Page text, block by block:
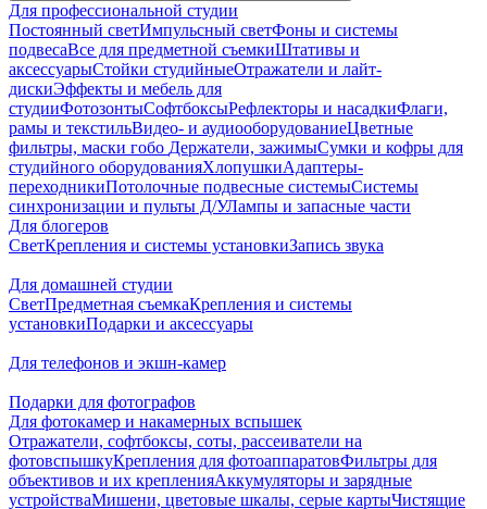
Для профессиональной студии
Постоянный светИмпульсный светФоны и системы
подвесаВсе для предметной съемкиШтативы и
аксессуарыСтойки студийныеОтражатели и лайт-
дискиЭффекты и мебель для
студииФотозонтыСофтбоксыРефлекторы и насадкиФлаги,
рамы и текстильВидео- и аудиооборудованиеЦветные
фильтры, маски гобо Держатели, зажимыСумки и кофры для
студийного оборудованияХлопушкиАдаптеры-
переходникиПотолочные подвесные системыСистемы
синхронизации и пульты Д/УЛампы и запасные части
Для блогеров
СветКрепления и системы установкиЗапись звука
Для домашней студии
СветПредметная съемкаКрепления и системы
установкиПодарки и аксессуары
Для телефонов и экшн-камер
Подарки для фотографов
Для фотокамер и накамерных вспышек
Отражатели, софтбоксы, соты, рассеиватели на
фотовспышкуКрепления для фотоаппаратовФильтры для
объективов и их крепленияАккумуляторы и зарядные
устройстваМишени, цветовые шкалы, серые картыЧистящие